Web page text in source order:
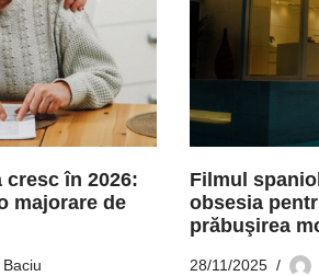
cresc în 2026:
majorare de
Filmul
obsesia
prăbuşirea
28/11/2025